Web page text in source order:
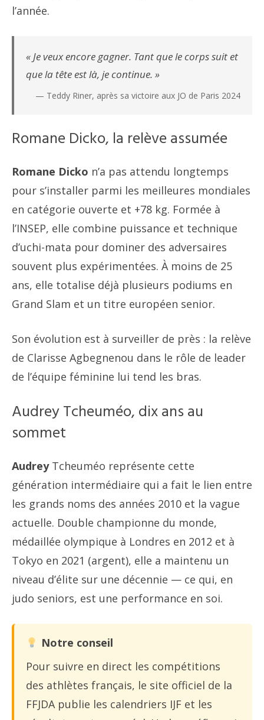
l’année.
« Je veux encore gagner. Tant que le corps suit et
que la tête est là, je continue. »
— Teddy Riner, après sa victoire aux JO de Paris 2024
Romane Dicko, la relève assumée
Romane Dicko n’a pas attendu longtemps
pour s’installer parmi les meilleures mondiales
en catégorie ouverte et +78 kg. Formée à
l’INSEP, elle combine puissance et technique
d’uchi-mata pour dominer des adversaires
souvent plus expérimentées. À moins de 25
ans, elle totalise déjà plusieurs podiums en
Grand Slam et un titre européen senior.
Son évolution est à surveiller de près : la relève
de Clarisse Agbegnenou dans le rôle de leader
de l’équipe féminine lui tend les bras.
Audrey Tcheuméo, dix ans au
sommet
AudreyTcheuméo représente cette
génération intermédiaire qui a fait le lien entre
les grands noms des années 2010 et la vague
actuelle. Double championne du monde,
médaillée olympique à Londres en 2012 et à
Tokyo en 2021 (argent), elle a maintenu un
niveau d’élite sur une décennie — ce qui, en
judo seniors, est une performance en soi.
Notre conseil
Pour suivre en direct les compétitions
des athlètes français, le site officiel de la
FFJDA publie les calendriers IJF et les